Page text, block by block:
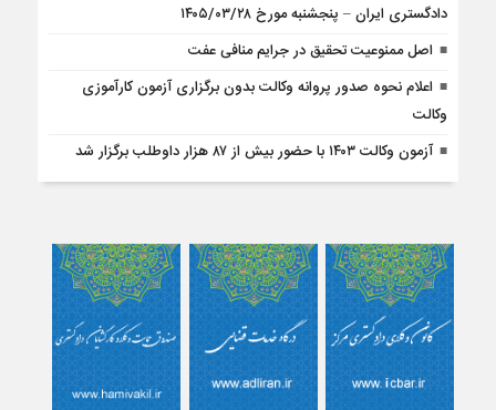
دادگستری ایران – پنجشنبه مورخ ۱۴۰۵/۰۳/۲۸
اصل ممنوعیت تحقیق در جرایم منافی عفت
اعلام نحوه صدور پروانه وکالت بدون برگزاری آزمون کارآموزی
وکالت
آزمون وکالت ۱۴۰۳ با حضور بیش از ۸۷ هزار داوطلب برگزار شد